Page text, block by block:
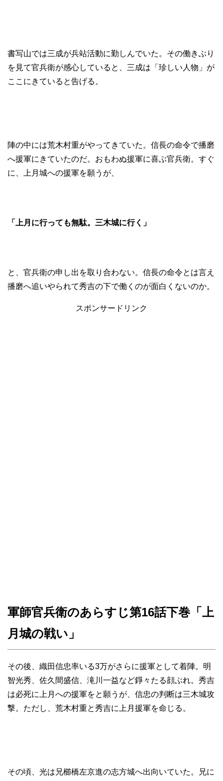
書写山では三成が兵站活動に勤しんでいた。その働きぶり
を見て官兵衛が感心していると、三成は「珍しい人物」が
ここにきていると告げる。
陣の中には荒木村重がやってきていた。信長の命令で播磨
へ援軍にきていたのだ。おもわぬ援軍に喜ぶ官兵衛。すぐ
に、上月城への援軍を願うが、
「上月に行っても無駄。三木城に行く」
と、官兵衛の申し出を取り合わない。信長の命令とは言え
播磨へ追いやられて秀吉の下で働くのが面白くないのか。
スポンサードリンク
軍師官兵衛のあらすじ第16話下巻「上
月城の戦い」
その後、織田信忠率いる3万がさらに援軍として着陣。明
智光秀、佐久間盛信、滝川一益など錚々たる顔ぶれ。秀吉
は必死に上月への援軍をと願うが、信忠の判断は三木城攻
撃。ただし、荒木村重と秀吉に上月援軍を命じる。
その頃、光は兄櫛橋左京進の志方城へ出向いていた。兄に